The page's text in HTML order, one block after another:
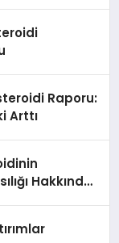
Raporu:
Arttı
Hakkında